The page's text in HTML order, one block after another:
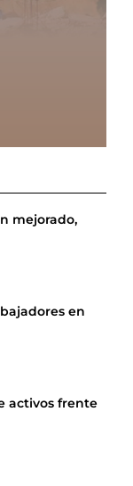
mejorado,
en
activos frente